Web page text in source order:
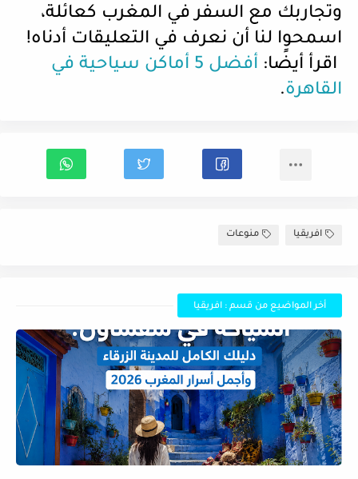
وتجاربك مع السفر في المغرب كعائلة،
اسمحوا لنا أن نعرف في التعليقات أدناه!
اقرأ أيضًا:
أفضل 5 أماكن سياحية في
القاهرة.
افريقيا منوعات
أخر المواضيع من قسم : افريقيا